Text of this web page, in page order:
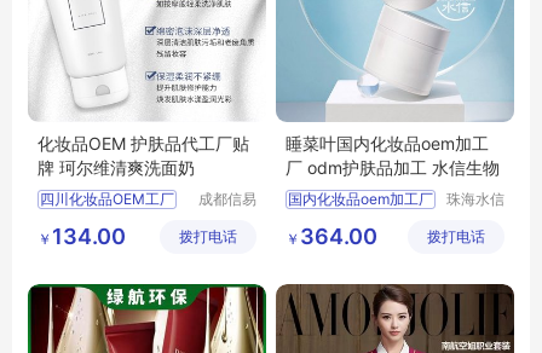
化妆品OEM 护肤品代工厂贴
牌 珂尔维清爽洗面奶
四川化妆品OEM工厂
护肤品代加工
OEM工厂
成都信易
器械有限
￥ 134.00 拨打电话
睡菜叶国内化妆品oem加工
厂 odm护肤品加工 水信生物
国内化妆品oem加工厂
国内化妆品oem工厂
水信生物
珠海水信
有限公司
￥ 364.00 拨打电话